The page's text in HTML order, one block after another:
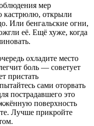
мер
кастрюлю, открыли
Или бенгальские огни,
её. Ещё хуже, когда
охладите место
боль — советует
пристать
сами оторвать
пострадавшего это
поверхность
Лучше прикройте